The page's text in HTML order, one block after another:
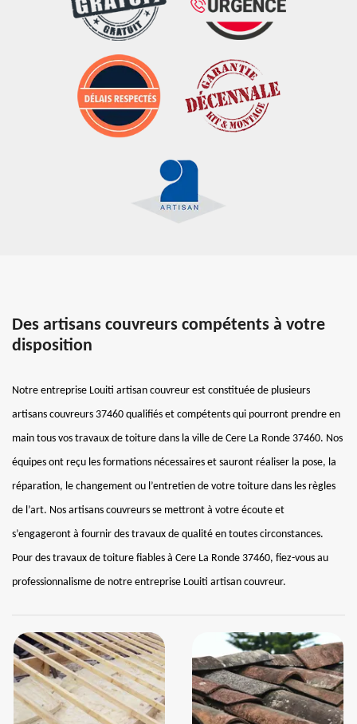
Des artisans couvreurs compétents à votre
disposition
Notre entreprise Louiti artisan couvreur est constituée de plusieurs
artisans couvreurs 37460 qualifiés et compétents qui pourront prendre en
main tous vos travaux de toiture dans la ville de Cere La Ronde 37460. Nos
équipes ont reçu les formations nécessaires et sauront réaliser la pose, la
réparation, le changement ou l’entretien de votre toiture dans les règles
de l’art. Nos artisans couvreurs se mettront à votre écoute et
s’engageront à fournir des travaux de qualité en toutes circonstances.
Pour des travaux de toiture fiables à Cere La Ronde 37460, fiez-vous au
professionnalisme de notre entreprise Louiti artisan couvreur.